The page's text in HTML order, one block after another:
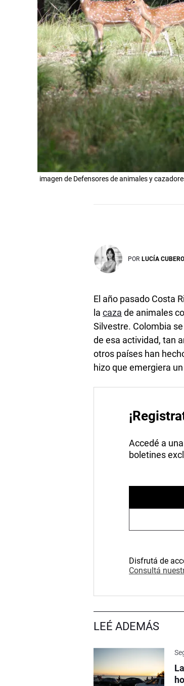
imagen de Defensores de animales y
POR LUCÍA
El año pasado Costa
lacaza de animales
Silvestre. Colombia
de esa actividad, tan
otros países han
hizo que emergiera
Accedé a
boletines
Disfrutá de
Consultá
LEÉ ADEMÁS